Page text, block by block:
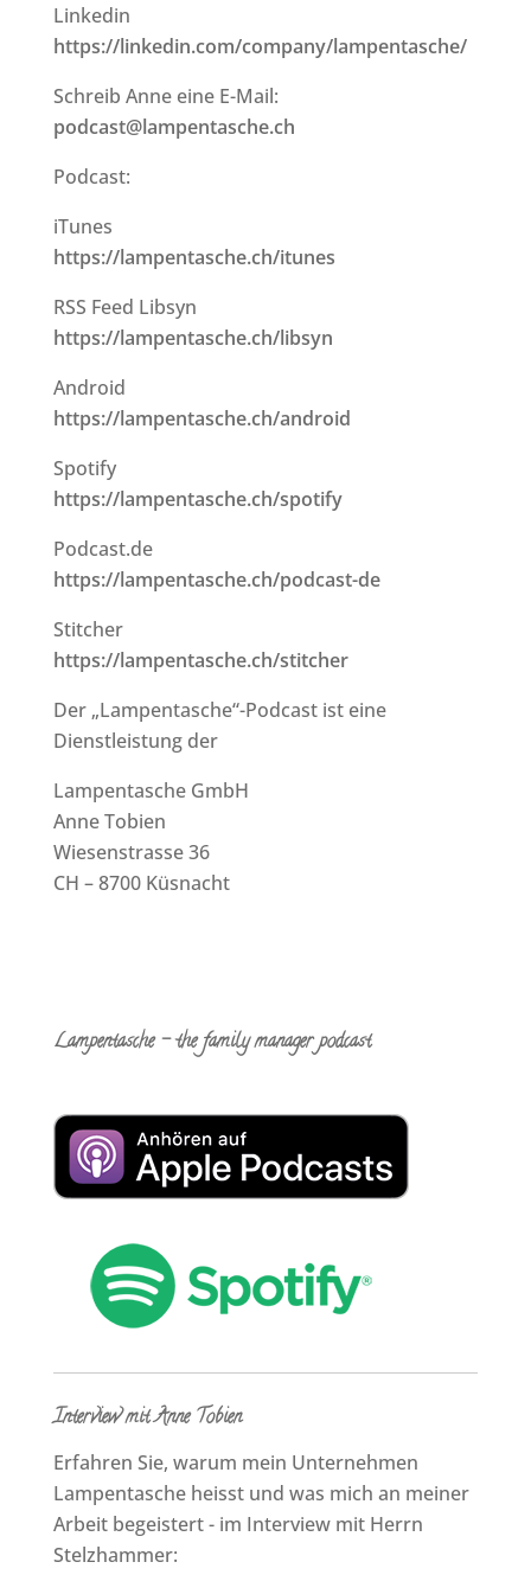
Linkedin
https://linkedin.com/company/lampentasche/
Schreib Anne eine E-Mail:
podcast@lampentasche.ch
Podcast:
iTunes
https://lampentasche.ch/itunes
RSS Feed Libsyn
https://lampentasche.ch/libsyn
Android
https://lampentasche.ch/android
Spotify
https://lampentasche.ch/spotify
Podcast.de
https://lampentasche.ch/podcast-de
Stitcher
https://lampentasche.ch/stitcher
Der „Lampentasche“-Podcast ist eine
Dienstleistung der
Lampentasche GmbH
Anne Tobien
Wiesenstrasse 36
CH – 8700 Küsnacht
Lampentasche – the family manager podcast
Interview mit Anne Tobien
Erfahren Sie, warum mein Unternehmen
Lampen­tasche heisst und was mich an meiner
Arbeit begeistert - im Interview mit Herrn
Stelzhammer: